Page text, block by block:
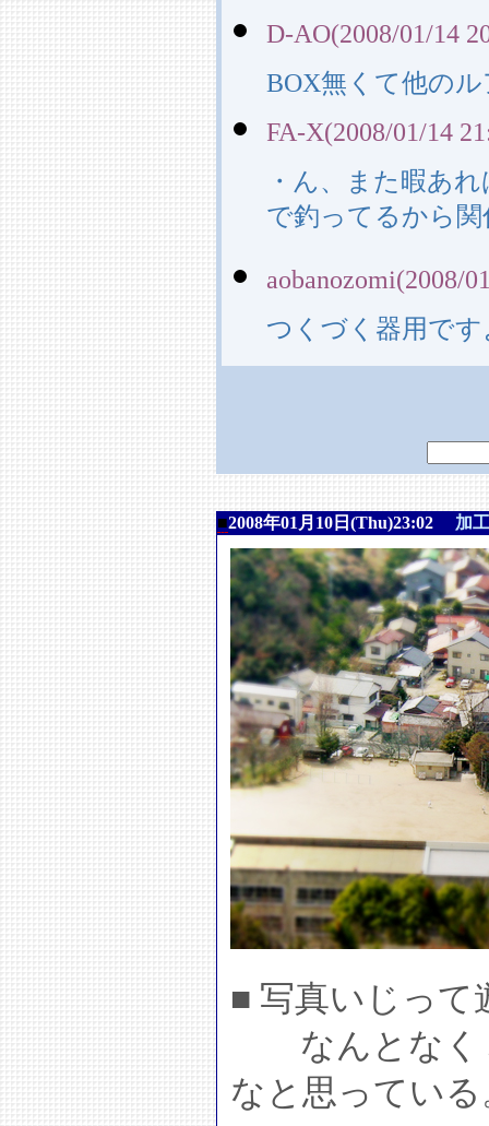
D-AO(2008/01/14
BOX無くて他の
FA-X(2008/01/14
・ん、また暇あ
で釣ってるから
aobanozomi(2008/
つくづく器用で
■2008年01月10日(Thu)23:02 加
■ 写真いじって
なんとなく
なと思っている